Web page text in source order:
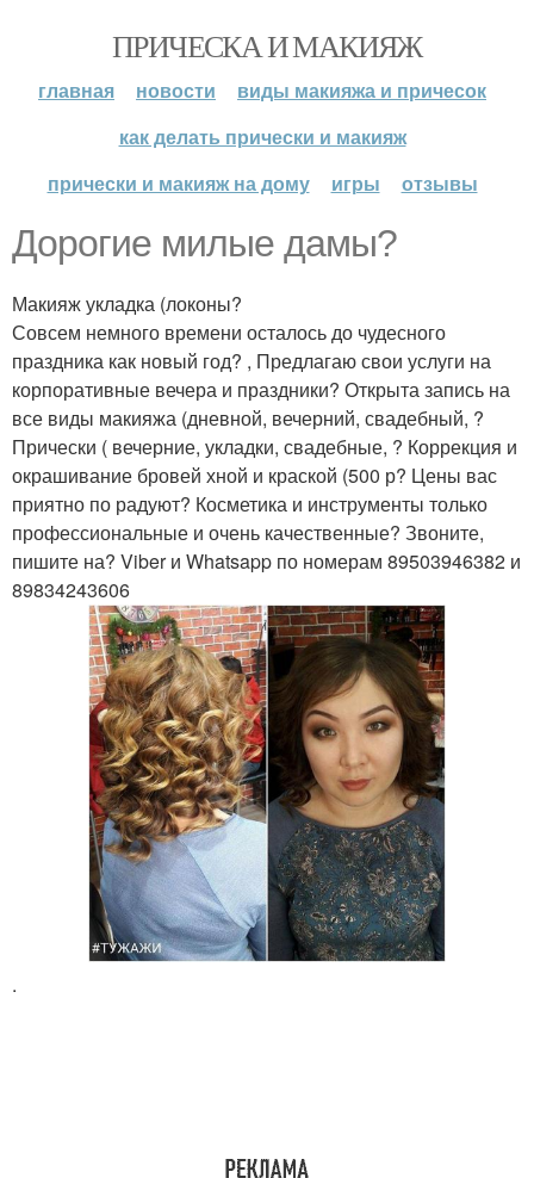
ПРИЧЕСКА И МАКИЯЖ
главная новости
виды макияжа и причесок
как делать прически и макияж
прически и макияж на дому
игры отзывы
Дорогие милые дамы?
Макияж укладка (локоны?
Совсем немного времени осталось до чудесного
праздника как новый год? , Предлагаю свои услуги на
корпоративные вечера и праздники? Открыта запись на
все виды макияжа (дневной, вечерний, свадебный, ?
Прически ( вечерние, укладки, свадебные, ? Коррекция и
окрашивание бровей хной и краской (500 р? Цены вас
приятно по радуют? Косметика и инструменты только
профессиональные и очень качественные? Звоните,
пишите на? Viber и Whatsapp по номерам 89503946382 и
89834243606
.